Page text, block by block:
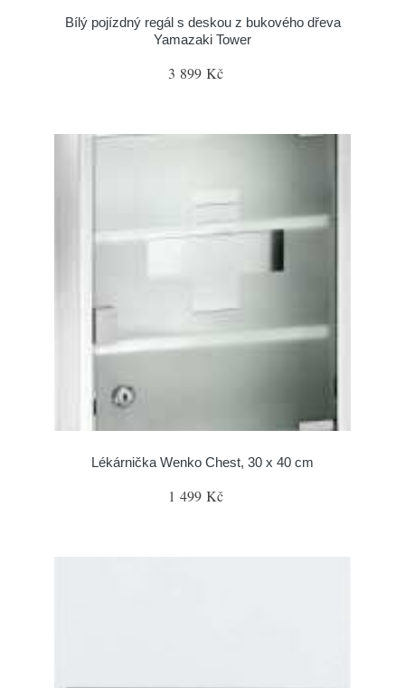
Bílý pojízdný regál s deskou z bukového dřeva
Yamazaki Tower
3 899 Kč
Lékárnička Wenko Chest, 30 x 40 cm
1 499 Kč